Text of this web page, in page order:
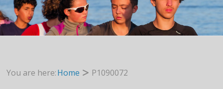
You are here:Home P1090072